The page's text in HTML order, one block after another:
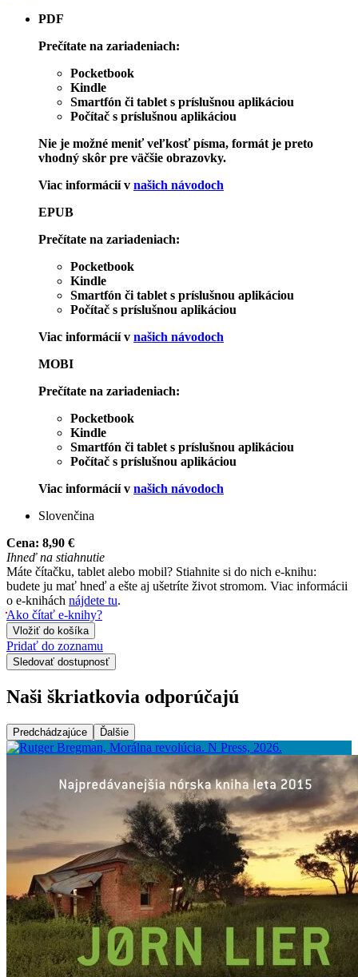
PDF
Prečítate na zariadeniach:
Pocketbook
Kindle
Smartfón či tablet s príslušnou aplikáciou
Počítač s príslušnou aplikáciou
Nie je možné meniť veľkosť písma, formát je preto
vhodný skôr pre väčšie obrazovky.
Viac informácií v našich návodoch
EPUB
Prečítate na zariadeniach:
Pocketbook
Kindle
Smartfón či tablet s príslušnou aplikáciou
Počítač s príslušnou aplikáciou
Viac informácií v našich návodoch
MOBI
Prečítate na zariadeniach:
Pocketbook
Kindle
Smartfón či tablet s príslušnou aplikáciou
Počítač s príslušnou aplikáciou
Viac informácií v našich návodoch
Slovenčina
Cena: 8,90 €
Ihneď na stiahnutie
Máte čítačku, tablet alebo mobil? Stiahnite si do nich e-knihu:
budete ju mať hneď a ešte aj ušetríte život stromom. Viac informácii
o e-knihách nájdete tu.
Ako čítať e-knihy?
Vložiť do košíka
Pridať do zoznamu
Sledovať dostupnosť
Naši škriatkovia odporúčajú
Predchádzajúce Ďalšie